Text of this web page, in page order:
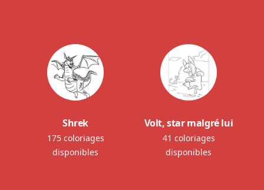
Shrek
175 coloriages
disponibles
Volt, star malgré lui
41 coloriages
disponibles